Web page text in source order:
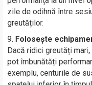
zile de odihnă între
greutăților.
Folosește
Dacă ridici greutăți
pot îmbunătăți
exemplu, centurile de